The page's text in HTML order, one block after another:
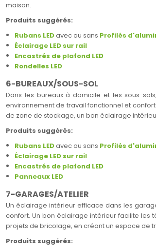
maison.
Produits suggérés:
Rubans LEDavec ou sans Profilés
Éclairage LED sur rail
Encastrés de plafond LED
Rondelles LED
6-BUREAUX/SOUS-SOL
Dans les bureaux à domicile et les sous-
environnement de travail fonctionnel et
de zone de stockage, un bon éclairage
Produits suggérés:
Rubans LEDavec ou sans Profilés
Éclairage LED sur rail
Encastrés de plafond LED
Panneaux LED
7-GARAGES/ATELIER
Un éclairage intérieur efficace dans les
confort. Un bon éclairage intérieur facilite les
projets de bricolage, en créant un espace de
Produits suggérés: